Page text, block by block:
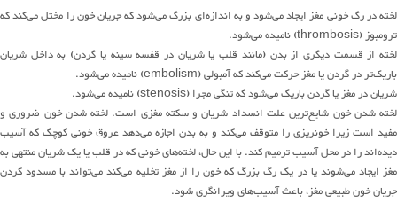
لخته در رگ خونی مغز ایجادمیشودو بهاندازهایبزرگمیشودکه جریان خون را مختلمی‌کندکه
ترومبوز(thrombosis) نامیدهمیشود.
لخته از قسمت دیگری از بدن(مانند قلب یا شریان در قفسه سینه یا گردن) به داخل شریان
باریکتردر گردن یا مغز حرکتمیکندکه آمبولی(embolism) نامیدهمیشود.
شریان در مغز یا گردن باریکمیشودکه تنگیمجرا(stenosis) نامیدهمیشود.
لخته شدن خون شایعترینعلت انسداد شریان و سکته مغزی است. لخته شدن خون ضروری و
مفید است زیرا خونریزی را متوقفمیکند و به بدن اجازهمیدهدعروق خونی کوچککهآسیب
دیده‌اندرا در محل آسیب ترمیم کند.با این حال،لختههایخونی که در قلب یا یک شریان منتهی به
مغز ایجادمیشوندیا در یک رگ بزرگ که خون را از مغز تخلیه میکند میتواند بامسدود کردن
جریان خون طبیعی مغز، باعثآسیبهایویرانگری شود.